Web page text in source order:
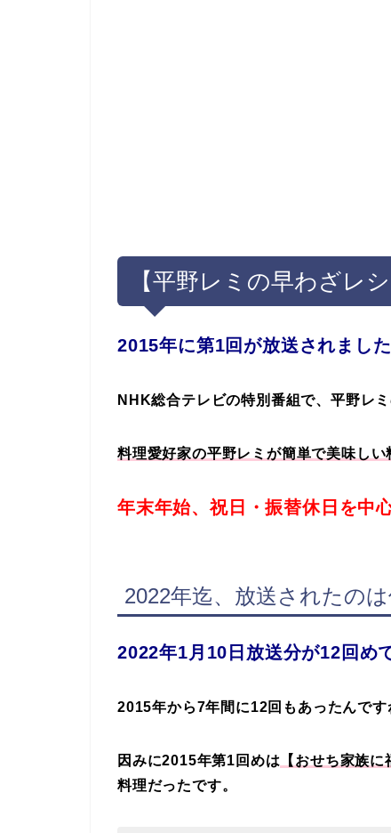
【平野レミの早わざレ
2015年に第1回が放送されました
NHK総合テレビの特別番組で、平野レ
料理愛好家の平野レミが簡単で美味し
年末年始、祝日・振替休日を中
2022年迄、放送されたのは
2022年1月10日放送分が12回め
2015年から7年間に12回もあったんで
因みに2015年第1回めは 【おせち家族に
料理だったです。